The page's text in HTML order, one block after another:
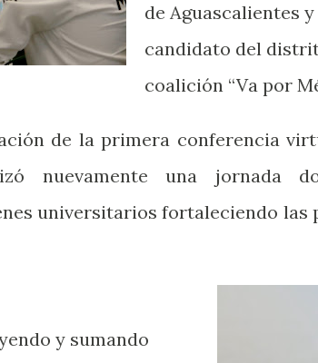
de Aguascalientes
candidato del
coalición “Va por
de la primera conferencia
nuevamente una jornada
universitarios fortaleciendo las
y sumando